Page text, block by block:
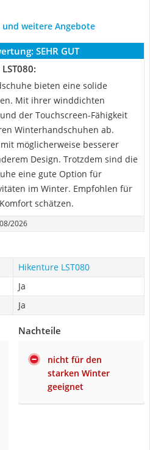
und weitere Angebote
SEHR GUT
bieten eine solide
Mit ihrer winddichten
der Touchscreen-Fähigkeit
Winterhandschuhen ab.
möglicherweise besserer
Design. Trotzdem sind die
eine gute Option für
im Winter. Empfohlen für
schätzen.
08/2026
Hikenture LST080
Ja
Ja
Nachteile
nicht für den
starken Winter
geeignet